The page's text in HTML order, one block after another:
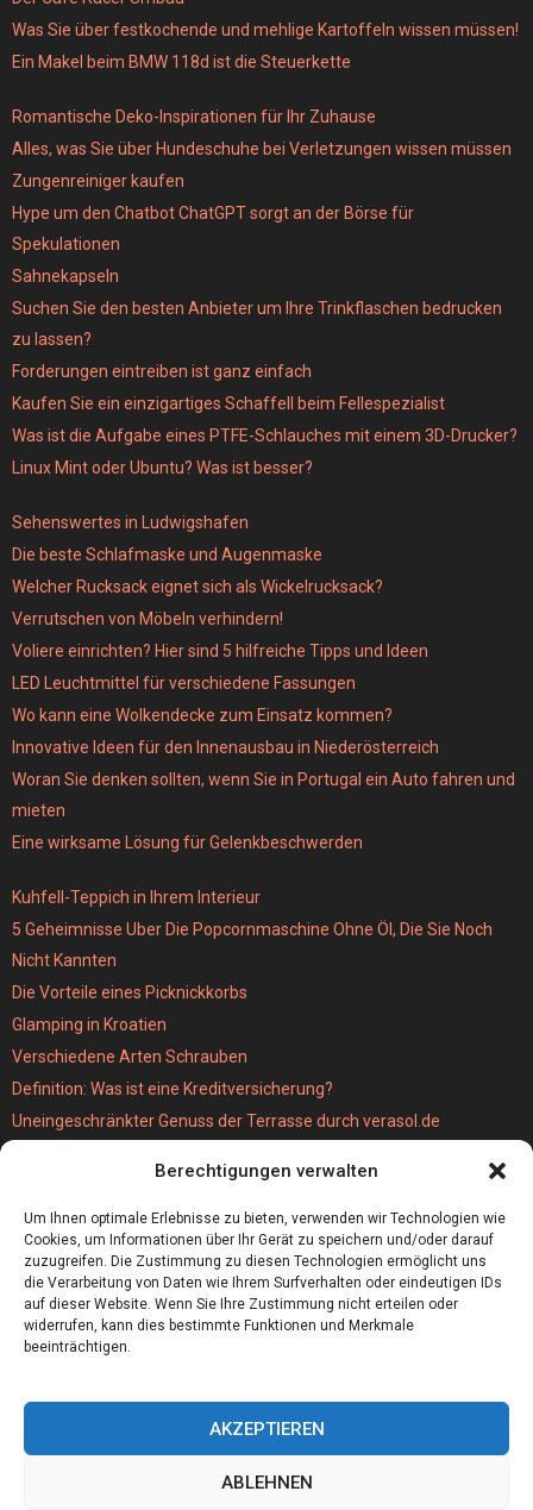
Berechtigungen verwalten
Um Ihnen optimale Erlebnisse zu bieten, verwenden wir Technologien wie
Cookies, um Informationen über Ihr Gerät zu speichern und/oder darauf
zuzugreifen. Die Zustimmung zu diesen Technologien ermöglicht uns
die Verarbeitung von Daten wie Ihrem Surfverhalten oder eindeutigen IDs
auf dieser Website. Wenn Sie Ihre Zustimmung nicht erteilen oder
widerrufen, kann dies bestimmte Funktionen und Merkmale
beeinträchtigen.
AKZEPTIEREN
ABLEHNEN
Was Sie über festkochende und mehlige Kartoffeln wissen müssen!
Ein Makel beim BMW 118d ist die Steuerkette
Romantische Deko-Inspirationen für Ihr Zuhause
Alles, was Sie über Hundeschuhe bei Verletzungen wissen müssen
Zungenreiniger kaufen
Hype um den Chatbot ChatGPT sorgt an der Börse für
Spekulationen
Sahnekapseln
Suchen Sie den besten Anbieter um Ihre Trinkflaschen bedrucken
zu lassen?
Forderungen eintreiben ist ganz einfach
Kaufen Sie ein einzigartiges Schaffell beim Fellespezialist
Was ist die Aufgabe eines PTFE-Schlauches mit einem 3D-Drucker?
Linux Mint oder Ubuntu? Was ist besser?
Sehenswertes in Ludwigshafen
Die beste Schlafmaske und Augenmaske
Welcher Rucksack eignet sich als Wickelrucksack?
Verrutschen von Möbeln verhindern!
Voliere einrichten? Hier sind 5 hilfreiche Tipps und Ideen
LED Leuchtmittel für verschiedene Fassungen
Wo kann eine Wolkendecke zum Einsatz kommen?
Innovative Ideen für den Innenausbau in Niederösterreich
Woran Sie denken sollten, wenn Sie in Portugal ein Auto fahren und
mieten
Eine wirksame Lösung für Gelenkbeschwerden
Kuhfell-Teppich in Ihrem Interieur
5 Geheimnisse Uber Die Popcornmaschine Ohne Öl, Die Sie Noch
Nicht Kannten
Die Vorteile eines Picknickkorbs
Glamping in Kroatien
Verschiedene Arten Schrauben
Definition: Was ist eine Kreditversicherung?
Uneingeschränkter Genuss der Terrasse durch verasol.de
Wie schwer ist eigentlich eine MPU?
Hochzeitslocation München